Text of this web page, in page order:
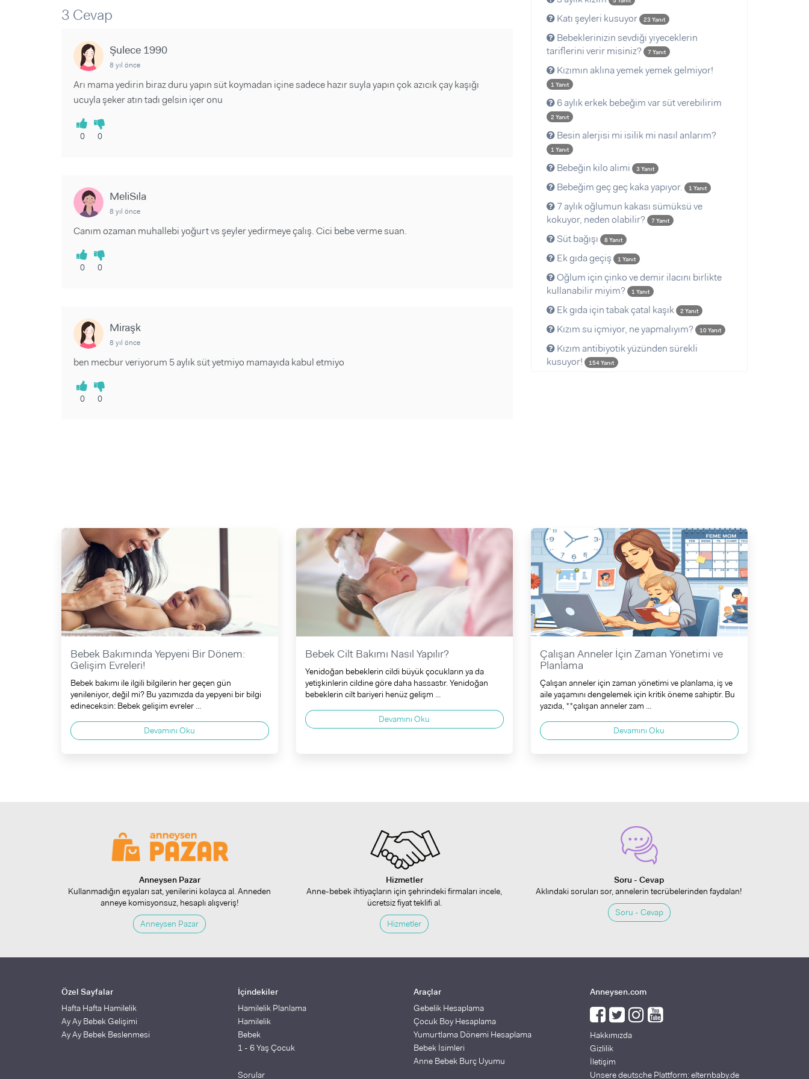
Makaleler
Videolar
3 Cevap
Şulece 1990
8 yıl önce
Arı mama yedirin biraz duru yapın süt koymadan içine sadece hazır suyla yapın çok azıcık çay kaşığı
ucuyla şeker atın tadı gelsin içer onu
0 0
MeliSıla
8 yıl önce
Canım ozaman muhallebi yoğurt vs şeyler yedirmeye çalış. Cici bebe verme suan.
0 0
Miraşk
8 yıl önce
ben mecbur veriyorum 5 aylık süt yetmiyo mamayıda kabul etmiyo
0 0
Katı şeyleri kusuyor 23 Yanıt
Bebeklerinizin sevdiği yiyeceklerin
tariflerini verir misiniz?
7 Yanıt
Kızımın aklına yemek yemek gelmiyor!
1 Yanıt
6 aylık erkek bebeğim var süt verebilirim
2 Yanıt
Besin alerjisi mi isilik mi nasıl anlarım?
1 Yanıt
Bebeğin kilo alimi 3 Yanıt
Bebeğim geç geç kaka yapıyor. 1 Yanıt
7 aylık oğlumun kakası sümüksü ve
kokuyor, neden olabilir?
7 Yanıt
Süt bağışı 8 Yanıt
Ek gıda geçiş 1 Yanıt
Oğlum için çinko ve demir ilacını birlikte
kullanabilir miyim?
1 Yanıt
Ek gıda için tabak çatal kaşık 2 Yanıt
Kızım su içmiyor, ne yapmalıyım? 10 Yanıt
Kızım antibiyotik yüzünden sürekli
kusuyor!
154 Yanıt
Bebek Bakımında Yepyeni Bir Dönem:
Gelişim Evreleri!
Bebek bakımı ile ilgili bilgilerin her geçen gün
yenileniyor, değil mi? Bu yazımızda da yepyeni bir bilgi
edineceksin: Bebek gelişim evreler ...
Devamını Oku
Bebek Cilt Bakımı Nasıl Yapılır?
Yenidoğan bebeklerin cildi büyük çocukların ya da
yetişkinlerin cildine göre daha hassastır. Yenidoğan
bebeklerin cilt bariyeri henüz gelişm ...
Devamını Oku
Çalışan Anneler İçin Zaman Yönetimi ve
Planlama
Çalışan anneler için zaman yönetimi ve planlama, iş ve
aile yaşamını dengelemek için kritik öneme sahiptir. Bu
yazıda, **çalışan anneler zam ...
Devamını Oku
Anneysen Pazar
Kullanmadığın eşyaları sat, yenilerini kolayca al. Anneden
anneye komisyonsuz, hesaplı alışveriş!
Anneysen Pazar
Hizmetler
Anne-bebek ihtiyaçların için şehrindeki firmaları incele,
ücretsiz fiyat teklifi al.
Hizmetler
Soru - Cevap
Aklındaki soruları sor, annelerin tecrübelerinden faydalan!
Soru - Cevap
Özel Sayfalar
Hafta Hafta Hamilelik
Ay Ay Bebek Gelişimi
Ay Ay Bebek Beslenmesi
İçindekiler
Hamilelik Planlama
Hamilelik
Bebek
1 - 6 Yaş Çocuk
Sorular
Araçlar
Gebelik Hesaplama
Çocuk Boy Hesaplama
Yumurtlama Dönemi Hesaplama
Bebek İsimleri
Anne Bebek Burç Uyumu
Anneysen.com
Hakkımızda
Gizlilik
İletişim
Unsere deutsche Plattform: elternbaby.de